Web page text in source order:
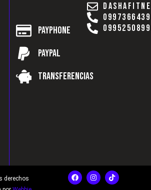
Payphone
Paypal
Transferencias
0997366439
0995250899
derechos
F
a
c
I
n
s
T
i
k